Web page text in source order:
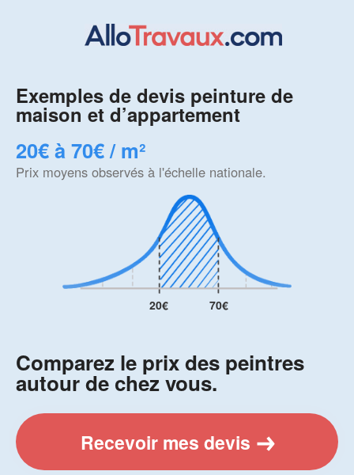
Exemples de devis peinture de
maison et d’appartement
20€ à 70€ / m²
Prix moyens observés à l'échelle nationale.
20€ 70€
Comparez le prix des peintres
autour de chez vous.
Recevoir mes devis